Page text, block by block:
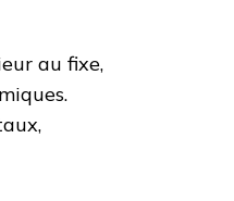
au fixe,